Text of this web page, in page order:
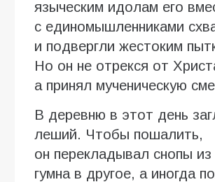
языческим идолам его
с единомышленниками
и подвергли жестоким
Но он не отрекся от
а принял мученическую
В деревню в этот день
леший. Чтобы пошалить,
он перекладывал снопы из
гумна в другое, а иногда